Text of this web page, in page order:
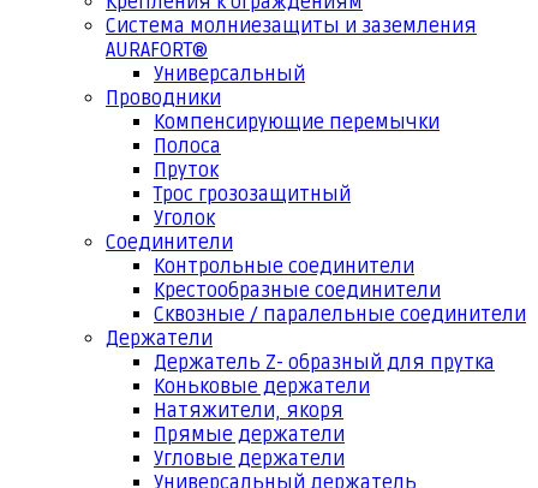
Система молниезащиты и заземления
AURAFORT®
Универсальный
Проводники
Компенсирующие перемычки
Полоса
Пруток
Трос грозозащитный
Уголок
Соединители
Контрольные соединители
Крестообразные соединители
Сквозные / паралельные соединители
Держатели
Держатель Z- образный для прутка
Коньковые держатели
Натяжители, якоря
Прямые держатели
Угловые держатели
Универсальный держатель